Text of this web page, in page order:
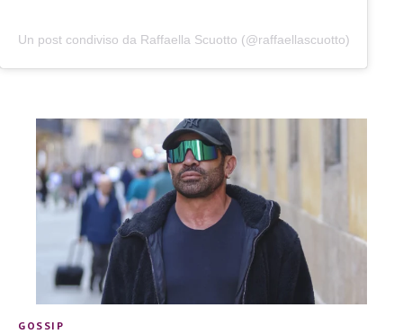
Un post condiviso da Raffaella Scuotto (@raffaellascuotto)
GOSSIP